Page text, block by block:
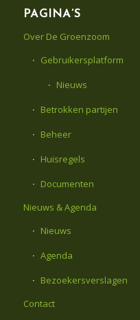
PAGINA’S
Over De Groenzoom
Gebruikersplatform
Nieuws
Betrokken partijen
Beheer
Huisregels
Documenten
Nieuws & Agenda
Nieuws
Agenda
Bezoekersverslagen
Contact